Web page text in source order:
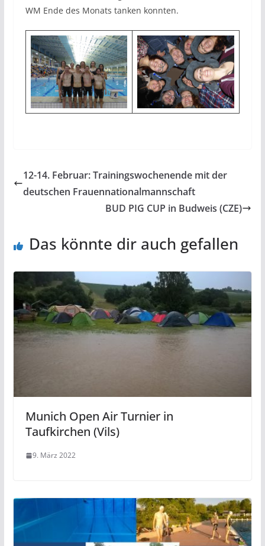
WM Ende des Monats tanken konnten.
12-14. Februar: Trainingswochenende mit der
deutschen Frauennationalmannschaft
BUD PIG CUP in Budweis (CZE)
Das könnte dir auch gefallen
Munich Open Air Turnier in
Taufkirchen (Vils)
9. März 2022